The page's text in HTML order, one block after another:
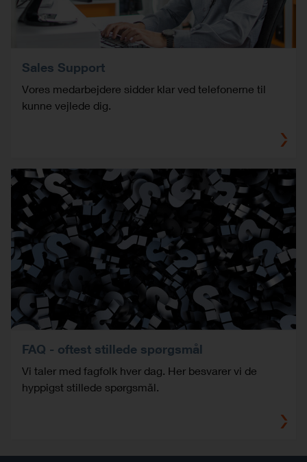
Sales Support
Vores medarbejdere sidder klar ved telefonerne til
kunne vejlede dig.
FAQ - oftest stillede spørgsmål
Vi taler med fagfolk hver dag. Her besvarer vi de
hyppigst stillede spørgsmål.